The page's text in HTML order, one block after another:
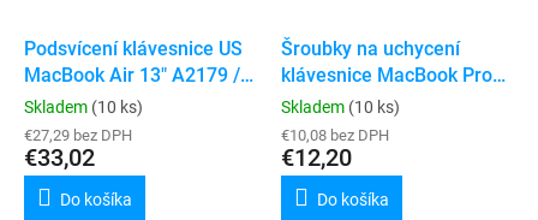
Podsvícení klávesnice US
MacBook Air 13" A2179 /
A2337
Skladem (10 ks)
€27,29 bez DPH
€33,02
Do košíka
Šroubky na uchycení
klávesnice MacBook Pro
(A1706 / A1707 / A1708 /
A1989 / A1990 / A2159 /
A2141 / A2289 / A2251 /
A2337 / A2338 / A2442 /
A2485 / A2779 / A2780 /
Skladem (10 ks)
€10,08 bez DPH
€12,20
Do košíka